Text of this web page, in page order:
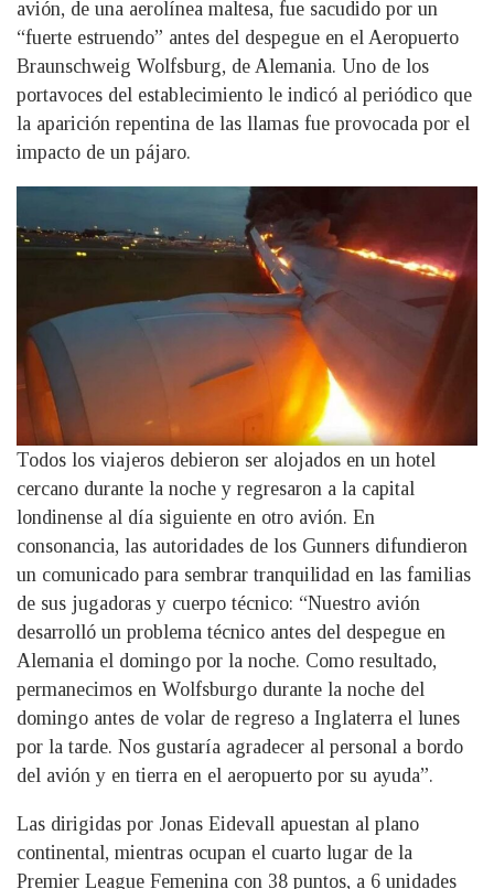
avión, de una aerolínea maltesa, fue sacudido por un
“fuerte estruendo” antes del despegue en el Aeropuerto
Braunschweig Wolfsburg, de Alemania. Uno de los
portavoces del establecimiento le indicó al periódico que
la aparición repentina de las llamas fue provocada por el
impacto de un pájaro.
Todos los viajeros debieron ser alojados en un hotel
cercano durante la noche y regresaron a la capital
londinense al día siguiente en otro avión. En
consonancia, las autoridades de los Gunners difundieron
un comunicado para sembrar tranquilidad en las familias
de sus jugadoras y cuerpo técnico: “Nuestro avión
desarrolló un problema técnico antes del despegue en
Alemania el domingo por la noche. Como resultado,
permanecimos en Wolfsburgo durante la noche del
domingo antes de volar de regreso a Inglaterra el lunes
por la tarde. Nos gustaría agradecer al personal a bordo
del avión y en tierra en el aeropuerto por su ayuda”.
Las dirigidas por Jonas Eidevall apuestan al plano
continental, mientras ocupan el cuarto lugar de la
Premier League Femenina con 38 puntos, a 6 unidades